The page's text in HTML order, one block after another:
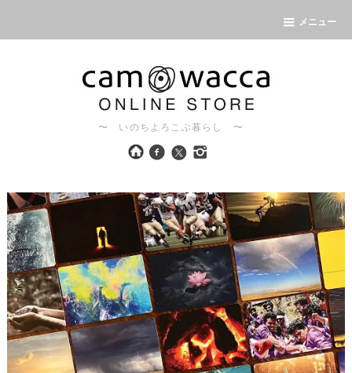
メニュー
〜 いのちよろこぶ暮らし 〜